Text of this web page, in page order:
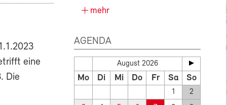
eine
Die
mehr
AGENDA
August 2026
Mo Di Mi Do Fr Sa So
1 2